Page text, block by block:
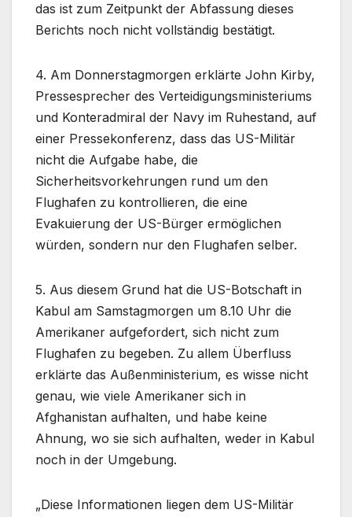
das ist zum Zeitpunkt der Abfassung dieses
Berichts noch nicht vollständig bestätigt.
4. Am Donnerstagmorgen erklärte John Kirby,
Pressesprecher des Verteidigungsministeriums
und Konteradmiral der Navy im Ruhestand, auf
einer Pressekonferenz, dass das US-Militär
nicht die Aufgabe habe, die
Sicherheitsvorkehrungen rund um den
Flughafen zu kontrollieren, die eine
Evakuierung der US-Bürger ermöglichen
würden, sondern nur den Flughafen selber.
5. Aus diesem Grund hat die US-Botschaft in
Kabul am Samstagmorgen um 8.10 Uhr die
Amerikaner aufgefordert, sich nicht zum
Flughafen zu begeben. Zu allem Überfluss
erklärte das Außenministerium, es wisse nicht
genau, wie viele Amerikaner sich in
Afghanistan aufhalten, und habe keine
Ahnung, wo sie sich aufhalten, weder in Kabul
noch in der Umgebung.
„Diese Informationen liegen dem US-Militär